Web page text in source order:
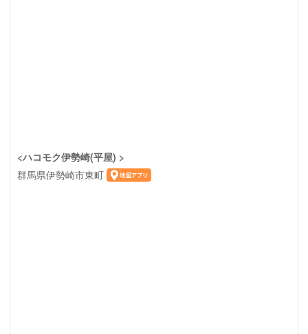
<ハコモク伊勢崎(平屋) >
群馬県伊勢崎市東町